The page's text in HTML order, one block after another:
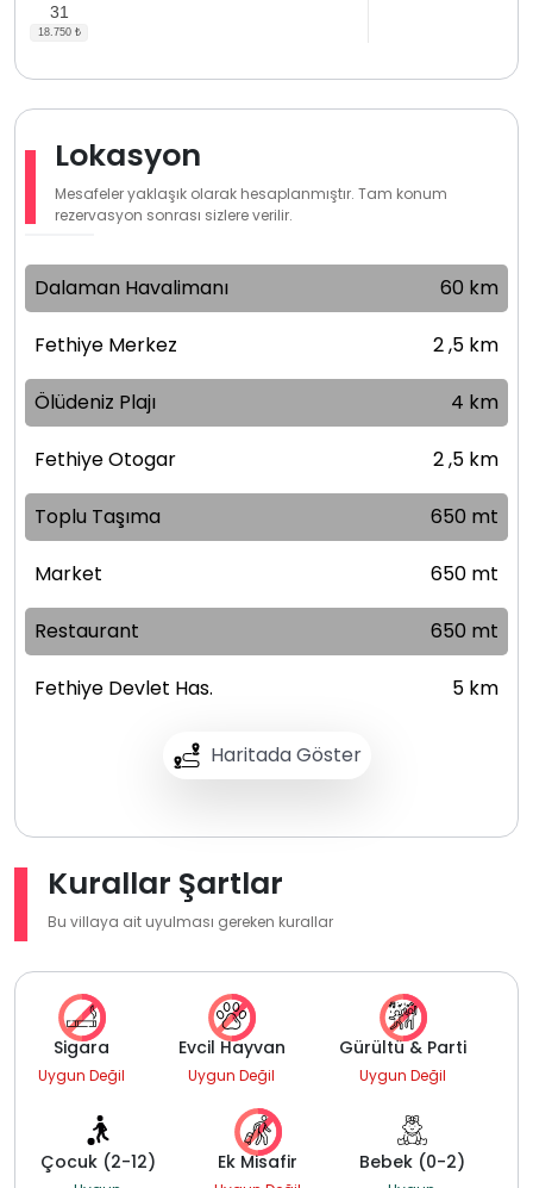
31
Lokasyon
Mesafeler yaklaşık olarak hesaplanmıştır. Tam konum
rezervasyon sonrası sizlere verilir.
Haritada Göster
Dalaman Havalimanı 60 km
Fethiye Merkez 2 ,5 km
Ölüdeniz Plajı 4 km
Fethiye Otogar 2 ,5 km
Toplu Taşıma 650 mt
Market 650 mt
Restaurant 650 mt
Fethiye Devlet Has. 5 km
Kurallar Şartlar
Bu villaya ait uyulması gereken kurallar
Sigara
Uygun Değil
Evcil Hayvan
Uygun Değil
Gürültü & Parti
Uygun Değil
Çocuk (2-12) Ek Misafir Bebek (0-2)